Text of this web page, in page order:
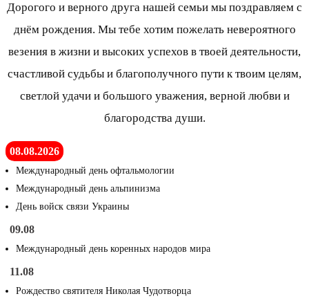
Дорогого и верного друга нашей семьи мы поздравляем с
днём рождения. Мы тебе хотим пожелать невероятного
везения в жизни и высоких успехов в твоей деятельности,
счастливой судьбы и благополучного пути к твоим целям,
светлой удачи и большого уважения, верной любви и
благородства души.
08.08.2026
Международный день офтальмологии
Международный день альпинизма
День войск связи Украины
09.08
Международный день коренных народов мира
11.08
Рождество святителя Николая Чудотворца